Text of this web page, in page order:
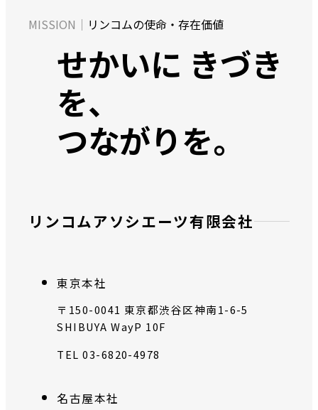
ミ
シ
ョ
リンコムの使命・存在価値
せかいに きづき
を、
つながりを。
リンコムアソシエーツ有限会社
東京本社
〒150-0041 東京都渋谷区神南1-6-5
SHIBUYA WayP 10F
TEL 03-6820-4978
名古屋本社